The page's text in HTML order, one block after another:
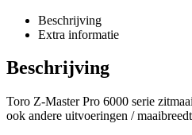
Beschrijving
Extra informatie
Beschrijving
Toro Z-Master Pro 6000 serie
ook andere uitvoeringen /